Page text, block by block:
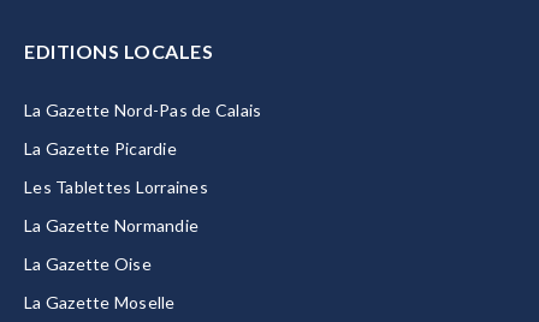
EDITIONS LOCALES
La Gazette Nord-Pas de Calais
La Gazette Picardie
Les Tablettes Lorraines
La Gazette Normandie
La Gazette Oise
La Gazette Moselle